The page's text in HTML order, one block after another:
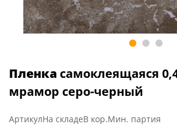
Пленка самоклеящаяся
мрамор серо-черный
АртикулНа складеВ кор.Мин. партия